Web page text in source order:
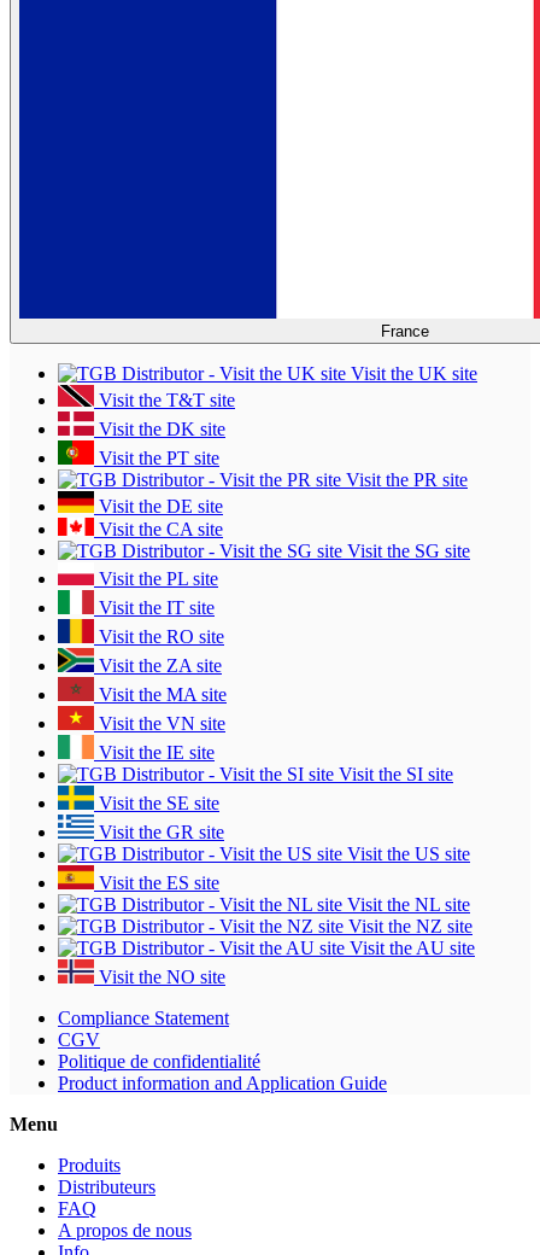
France
Visit the UK site
Visit the T&T site
Visit the DK site
Visit the PT site
Visit the PR site
Visit the DE site
Visit the CA site
Visit the SG site
Visit the PL site
Visit the IT site
Visit the RO site
Visit the ZA site
Visit the MA site
Visit the VN site
Visit the IE site
Visit the SI site
Visit the SE site
Visit the GR site
Visit the US site
Visit the ES site
Visit the NL site
Visit the NZ site
Visit the AU site
Visit the NO site
Compliance Statement
CGV
Politique de confidentialité
Product information and Application Guide
Menu
Produits
Distributeurs
FAQ
A propos de nous